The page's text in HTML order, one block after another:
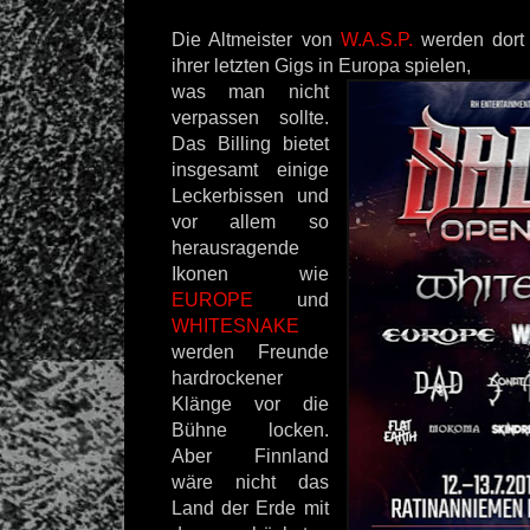
Die Altmeister von W.A.S.P. werden
ihrer letzten Gigs in Europa spielen,
was man nicht
verpassen sollte.
Das Billing bietet
insgesamt einige
Leckerbissen und
vor allem so
herausragende
Ikonen wie
EUROPE und
WHITESNAKE
werden Freunde
hardrockener
Klänge vor die
Bühne locken.
Aber Finnland
wäre nicht das
Land der Erde mit